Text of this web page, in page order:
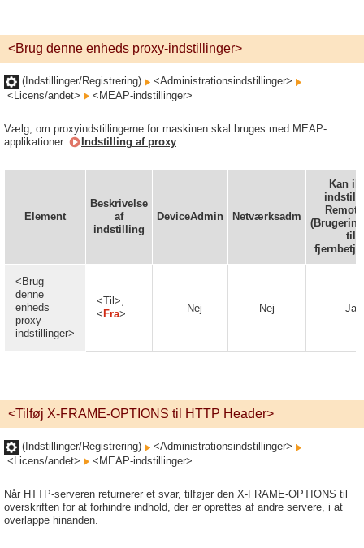
<Brug denne enheds proxy-indstillinger>
(Indstillinger/Registrering)
<Administrationsindstillinger>
<Licens/andet>
<MEAP-indstillinger>
Vælg, om proxyindstillingerne for maskinen skal bruges med MEAP-
applikationer.
Indstilling af proxy
Element
Beskrivelse
af
indstilling
DeviceAdmin Netværksadm
Kan
til
<Brug
denne
enheds
proxy-
indstillinger>
<Til>,
< Fra> Nej Nej Ja
<Tilføj X-FRAME-OPTIONS til HTTP Header>
(Indstillinger/Registrering)
<Administrationsindstillinger>
<Licens/andet>
<MEAP-indstillinger>
Når HTTP-serveren returnerer et svar, tilføjer den X-FRAME-OPTIONS til
overskriften for at forhindre indhold, der er oprettes af andre servere, i at
overlappe hinanden.